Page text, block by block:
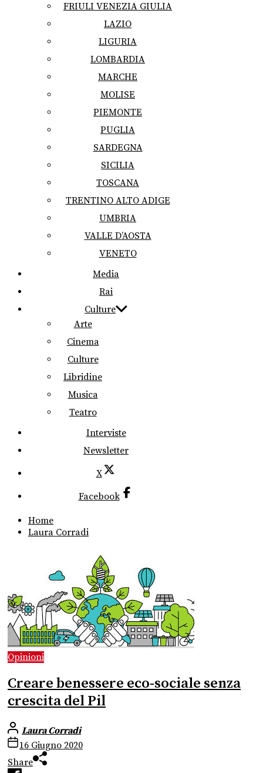
FRIULI VENEZIA GIULIA
LAZIO
LIGURIA
LOMBARDIA
MARCHE
MOLISE
PIEMONTE
PUGLIA
SARDEGNA
SICILIA
TOSCANA
TRENTINO ALTO ADIGE
UMBRIA
VALLE D’AOSTA
VENETO
Media
Rai
Culture
Arte
Cinema
Culture
Libridine
Musica
Teatro
Interviste
Newsletter
X
Facebook
Home
Laura Corradi
Opinioni
Creare benessere eco-sociale senza
crescita del Pil
Laura Corradi
16 Giugno 2020
Share